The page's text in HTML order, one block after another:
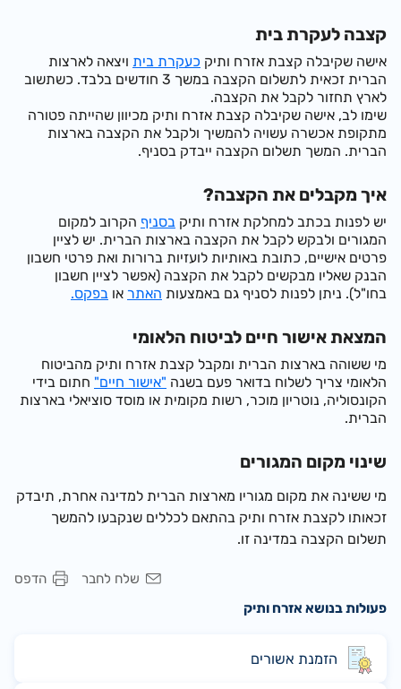
קצבה לעקרת בית
אישה שקיבלה קצבת אזרח ותיקכעקרת ביתויצאה לארצות
הברית זכאית לתשלום הקצבה במשך 3 חודשים בלבד. כשתשוב
לארץ תחזור לקבל את הקצבה.
שימו לב, אישה שקיבלה קצבת אזרח ותיק מכיוון שהייתה פטורה
מתקופת אכשרה עשויה להמשיך ולקבל את הקצבה בארצות
הברית. המשך תשלום הקצבה ייבדק בסניף.
איך מקבלים את הקצבה?
יש לפנות בכתב למחלקת אזרח ותיקבסניףהקרוב למקום
המגורים ולבקש לקבל את הקצבה בארצות הברית. יש לציין
פרטים אישיים, כתובת באותיות לועזיות ברורות ואת פרטי חשבון
הבנק שאליו מבקשים לקבל את הקצבה (אפשר לציין חשבון
בחו"ל). ניתן לפנות לסניף גם באמצעותהאתראובפקס.
המצאת אישור חיים לביטוח הלאומי
מי ששוהה בארצות הברית ומקבל קצבת אזרח ותיק מהביטוח
הלאומי צריך לשלוח בדואר פעם בשנה"אישור חיים"חתום בידי
הקונסוליה, נוטריון מוכר, רשות מקומית או מוסד סוציאלי בארצות
הברית.
שינוי מקום המגורים
מי ששינה את מקום מגוריו מארצות הברית למדינה אחרת, תיבדק
זכאותו לקצבת אזרח ותיק בהתאם לכללים שנקבעו להמשך
תשלום הקצבה במדינה זו.
הדפס
שלח לחבר
פעולות בנושא אזרח ותיק
הזמנת אשורים